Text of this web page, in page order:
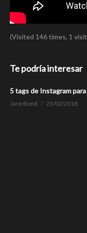
(Visited 146 times, 1
Te podría interesar
5 tags de Instagram
Jane Bond 25/02/2018